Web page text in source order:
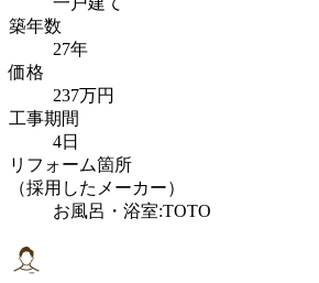
築年数
27年
価格
237万円
工事期間
4日
リフォーム箇所
（採用したメーカー）
お風呂・浴室:TOTO